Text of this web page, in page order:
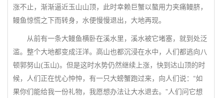
涨不止，渐渐逼近玉山山顶，此时幸赖巨蟹以螯用力夹痛鳗脐，
鳗鱼惊慌之下而转身，水便慢慢退出，大地再现。
从前有一条大鳗鱼横卧在溪水里，溪水被它堵塞，就到处泛
滥。整个大地都变成汪洋。高山也都沉浸在水中，人们都逃向八
顿郭努山(玉山)。但是这时水势仍然继续上涨，快到达山顶的时
候，人们正在忧心忡忡，有一只大螃蟹跑过来，向人们说：“如
果你们能给我一份礼物，我愿想办法让大水退去。”人们问它想